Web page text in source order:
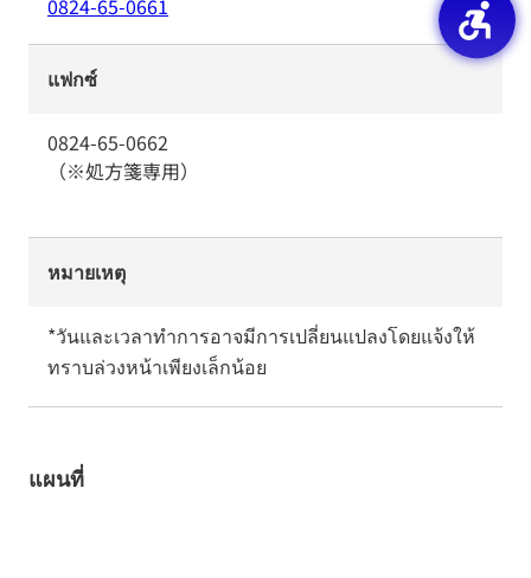
0824-65-0661
แฟกซ์
0824-65-0662
（※処方箋専用）
หมายเหตุ
*วันและเวลาทำการอาจมีการเปลี่ยนแปลงโดยแจ้งให้
ทราบล่วงหน้าเพียงเล็กน้อย
แผนที่